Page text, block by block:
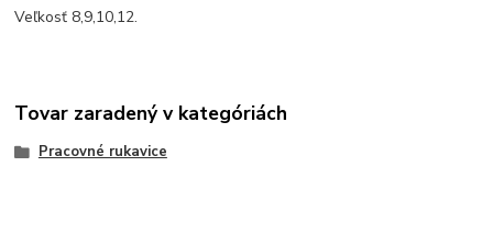
Veľkosť 8,9,10,12.
Tovar zaradený v kategóriách
Pracovné rukavice